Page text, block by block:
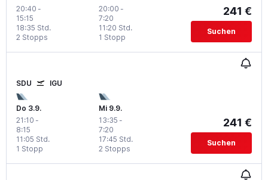
20:40 -
15:15
2 Stopps
18:35 Std.
20:00 -
7:20
1 Stopp
11:20 Std.
241 €
Suchen
SDU IGU
Do 3.9.
21:10 -
8:15
1 Stopp
11:05 Std.
Mi 9.9.
13:35 -
7:20
2 Stopps
17:45 Std.
241 €
Suchen